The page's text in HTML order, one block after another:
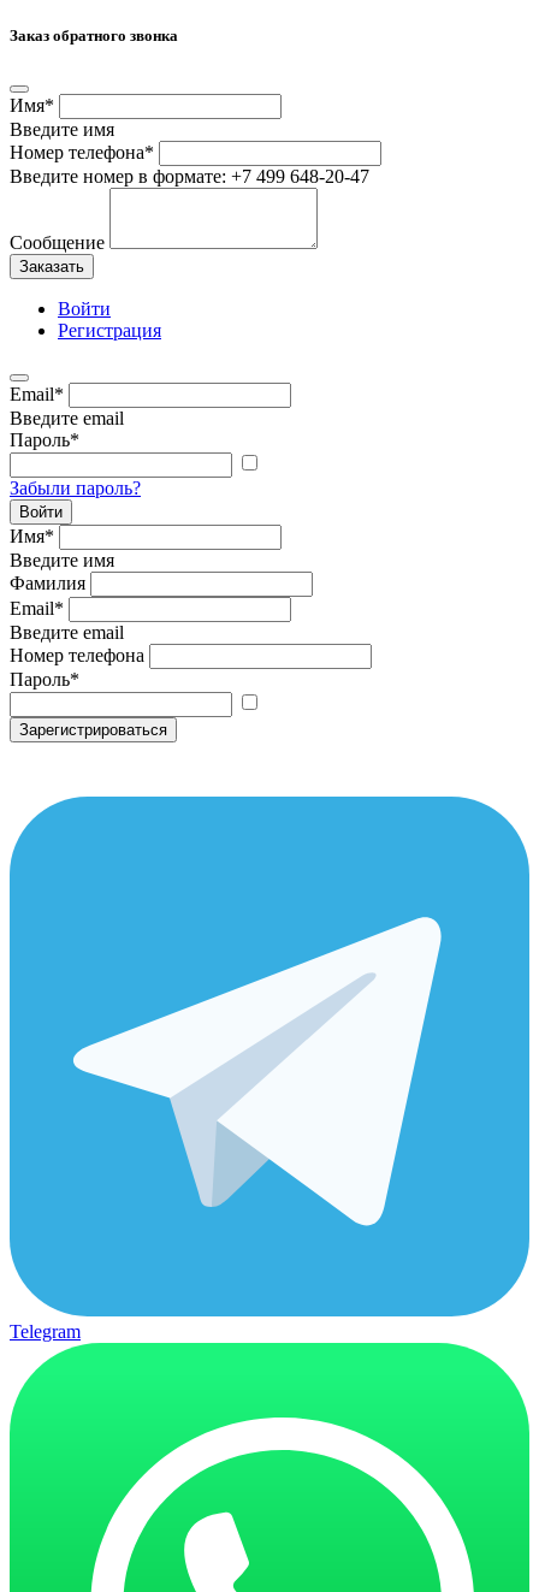
Заказ обратного звонка
Имя*
Введите имя
Номер телефона*
Введите номер в формате: +7 499 648-20-47
Сообщение
Заказать
Войти
Регистрация
Email*
Введите email
Пароль*
Забыли пароль?
Войти
Имя*
Введите имя
Фамилия
Email*
Введите email
Номер телефона
Пароль*
Зарегистрироваться
Telegram